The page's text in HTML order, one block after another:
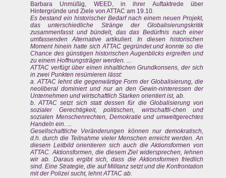
Barbara Unmüßig, WEED, in ihrer Auftaktrede über
Hintergründe und Ziele von ATTAC am 19.10.
Es bestand ein historischer Bedarf nach einem neuen Projekt,
das unterschiedliche Stränge der Globalisierungskritik
zusammenfasst und bündelt, das das Bedürfnis nach einer
umfassenden Alternative artikuliert. In diesen historischen
Moment hinein hatte sich ATTAC gegründet und konnte so die
Chance des günstigen historischen Augenblicks ergreifen und
zu einem Hoffnungsträger werden. ...
ATTAC verfügt über einen inhaltlichen Grundkonsens, der sich
in zwei Punkten resümieren lässt:
a. ATTAC lehnt die gegenwärtige Form der Globalisierung, die
neoliberal dominiert und nur an den Gewin-ninteressen der
Unternehmen und wirtschaftlich Starken orientiert ist, ab.
b. ATTAC setzt sich statt dessen für die Globalisierung von
sozialer Gerechtigkeit, politischen, wirtschaftli-chen und
sozialen Menschenrechten, Demokratie und umweltgerechtes
Handeln ein. ...
Gesellschaftliche Veränderungen können nur demokratisch,
d.h. durch die Teilnahme vieler Menschen erreicht werden. An
diesem Leitbild orientieren sich auch die Aktionsformen von
ATTAC. Aktionsformen, die diesem Ziel widersprechen, lehnen
wir ab. Daraus ergibt sich, dass die Aktionsformen friedlich
sind. Eine Strategie, die auf Militanz setzt und die Konfrontation
mit der Polizei sucht, lehnt ATTAC ab.